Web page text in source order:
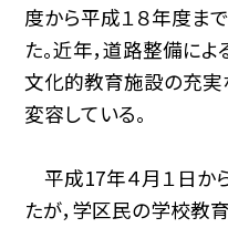
度から平成１８年度ま
た。近年，道路整備に
文化的教育施設の充実
変容している。
平成17年４月１日か
たが，学区民の学校教